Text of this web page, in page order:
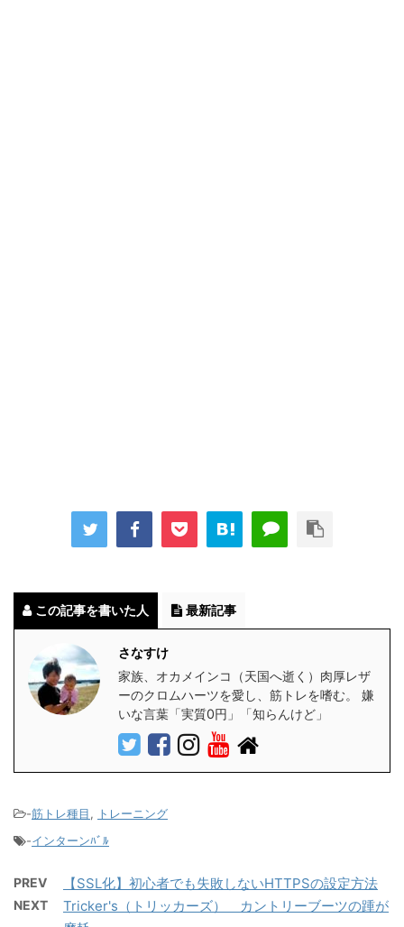
この記事を書いた人 最新記事
さなすけ
家族、オカメインコ（天国へ逝く）肉厚レザ
ーのクロムハーツを愛し、筋トレを嗜む。 嫌
いな言葉「実質0円」「知らんけど」
-筋トレ種目, トレーニング
-インターンﾊﾞﾙ
PREV 【SSL化】初心者でも失敗しないHTTPSの設定方法
NEXT
Tricker's（トリッカーズ） カントリーブーツの踵が